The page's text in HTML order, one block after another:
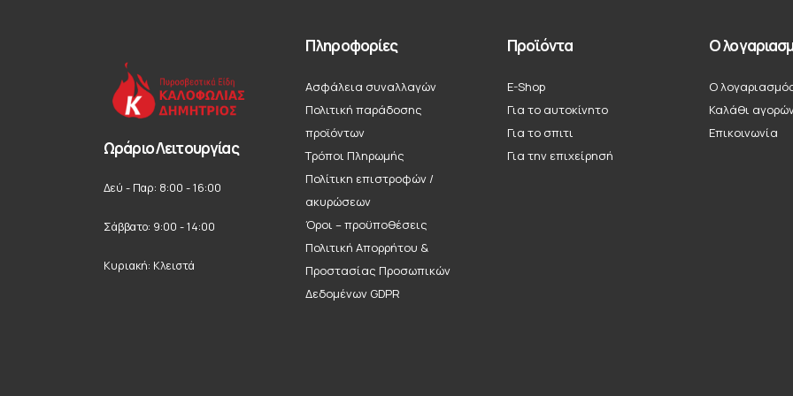
Ωράριο Λειτουργίας
Δεύ - Παρ: 8:00 - 16:00
Σάββατο: 9:00 - 14:00
Κυριακή: Κλειστά
Πληροφορίες
Ασφάλεια συναλλαγών
Πολιτική παράδοσης
προϊόντων
Τρόποι Πληρωμής
Πολίτικη επιστροφών /
ακυρώσεων
Όροι – προϋποθέσεις
Πολιτική Απορρήτου &
Προστασίας Προσωπικών
Δεδομένων GDPR
Προϊόντα
E-Shop
Για το αυτοκίνητο
Για το σπιτι
Για την επιχείρησή
Ο
Ο
Καλάθι
Επικοινωνία